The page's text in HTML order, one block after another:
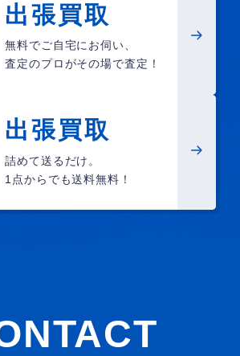
出張買取
無料でご自宅にお伺い、
査定のプロがその場で査定！
出張買取
詰めて送るだけ。
1点からでも送料無料！